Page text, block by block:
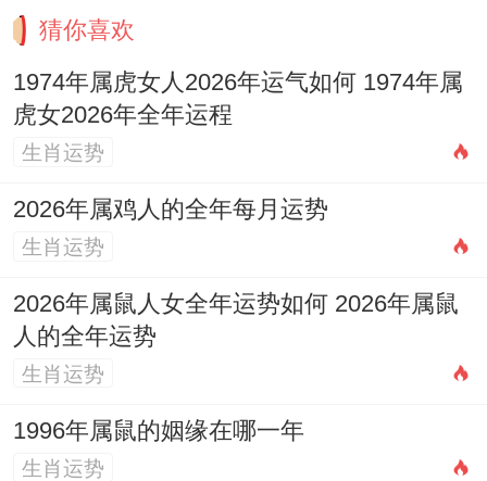
命局火势，护身增智，化解事业烦扰。
四、感情运势：婚姻感情与人际关系
1.感情生活会有哪些变化？
「正官」守位，伴侣关系与谐，但「孤辰」
单身者「桃花」暗藏，机遇多来自职场，农
历四月、八月易遇心仪对象，但火旺性急，
不宜贸然表白。
2.单身者有机遇脱单吗？
猜你喜欢
1974年属虎女人2026年运气如何 1974年属
虎女2026年全年运程
生肖运势
2026年属鸡人的全年每月运势
生肖运势
2026年属鼠人女全年运势如何 2026年属鼠
人的全年运势
生肖运势
1996年属鼠的姻缘在哪一年
生肖运势